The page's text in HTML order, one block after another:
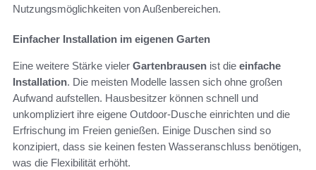
Nutzungsmöglichkeiten von Außenbereichen.
Einfacher Installation im eigenen Garten
Eine weitere Stärke vieler Gartenbrausen ist die einfache
Installation. Die meisten Modelle lassen sich ohne großen
Aufwand aufstellen. Hausbesitzer können schnell und
unkompliziert ihre eigene Outdoor-Dusche einrichten und die
Erfrischung im Freien genießen. Einige Duschen sind so
konzipiert, dass sie keinen festen Wasseranschluss benötigen,
was die Flexibilität erhöht.